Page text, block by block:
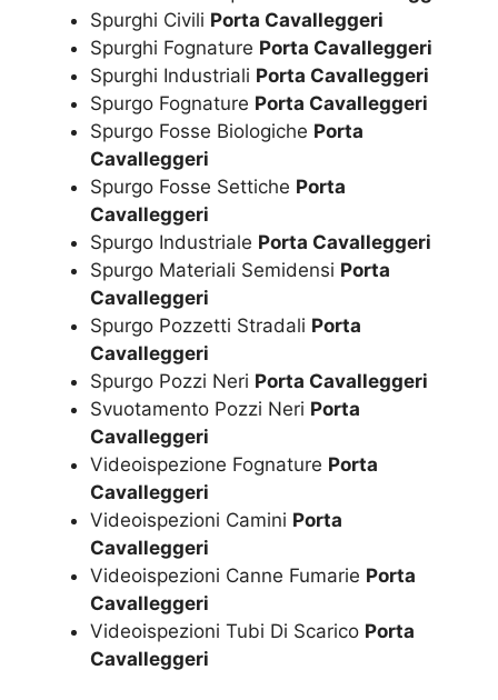
Spurghi Civili Porta Cavalleggeri
Spurghi Fognature Porta Cavalleggeri
Spurghi Industriali Porta Cavalleggeri
Spurgo Fognature Porta Cavalleggeri
Spurgo Fosse Biologiche Porta
Cavalleggeri
Spurgo Fosse Settiche Porta
Cavalleggeri
Spurgo Industriale Porta Cavalleggeri
Spurgo Materiali Semidensi Porta
Cavalleggeri
Spurgo Pozzetti Stradali Porta
Cavalleggeri
Spurgo Pozzi Neri Porta Cavalleggeri
Svuotamento Pozzi Neri Porta
Cavalleggeri
Videoispezione Fognature Porta
Cavalleggeri
Videoispezioni Camini Porta
Cavalleggeri
Videoispezioni Canne Fumarie Porta
Cavalleggeri
Videoispezioni Tubi Di Scarico Porta
Cavalleggeri